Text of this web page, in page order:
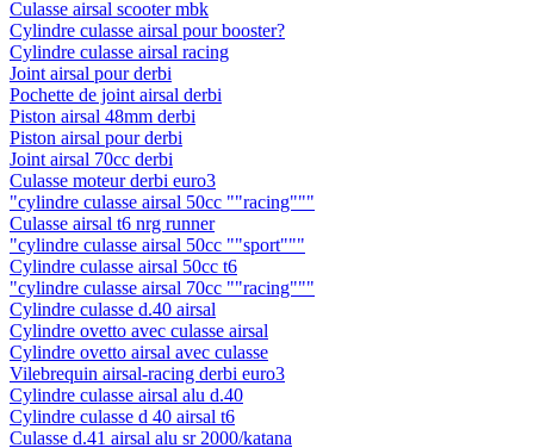
Culasse airsal scooter mbk
Cylindre culasse airsal pour booster?
Cylindre culasse airsal racing
Joint airsal pour derbi
Pochette de joint airsal derbi
Piston airsal 48mm derbi
Piston airsal pour derbi
Joint airsal 70cc derbi
Culasse moteur derbi euro3
"cylindre culasse airsal 50cc ""racing"""
Culasse airsal t6 nrg runner
"cylindre culasse airsal 50cc ""sport"""
Cylindre culasse airsal 50cc t6
"cylindre culasse airsal 70cc ""racing"""
Cylindre culasse d.40 airsal
Cylindre ovetto avec culasse airsal
Cylindre ovetto airsal avec culasse
Vilebrequin airsal-racing derbi euro3
Cylindre culasse airsal alu d.40
Cylindre culasse d 40 airsal t6
Culasse d.41 airsal alu sr 2000/katana